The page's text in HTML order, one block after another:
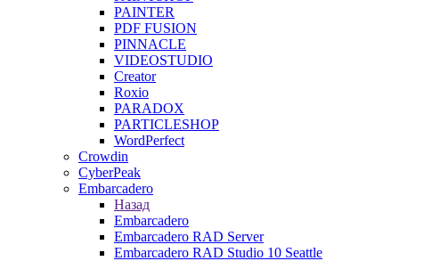
PAINTER
PDF FUSION
PINNACLE
VIDEOSTUDIO
Creator
Roxio
PARADOX
PARTICLESHOP
WordPerfect
Crowdin
CyberPeak
Embarcadero
Назад
Embarcadero
Embarcadero RAD Server
Embarcadero RAD Studio 10 Seattle